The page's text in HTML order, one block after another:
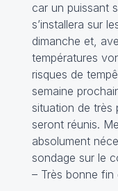
car un puissant
s’installera sur
dimanche et,
températures
risques de
semaine
situation de très
seront réunis.
absolument
sondage sur le
– Très bonne fin